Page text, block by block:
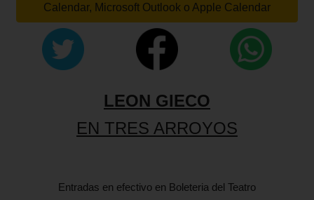
Calendar, Microsoft Outlook o Apple Calendar
LEON GIECO
EN TRES ARROYOS
Entradas en efectivo en Boleteria del Teatro